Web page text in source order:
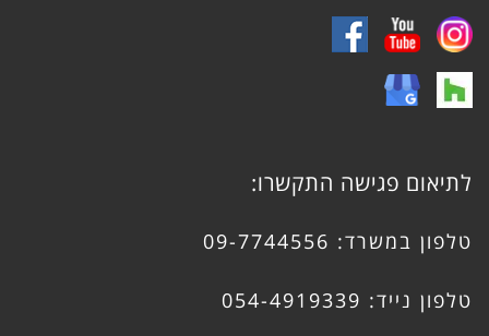
לתיאום פגישה התקשרו:
טלפון במשרד: 09-7744556
טלפון נייד: 054-4919339